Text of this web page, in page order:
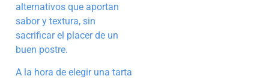
alternativos que aportan
sabor y textura, sin
sacrificar el placer de un
buen postre.
A la hora de elegir una tarta